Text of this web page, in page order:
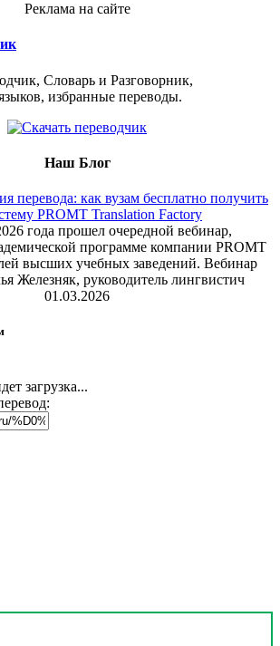
Реклама на сайте
Словарь и Разговорник,
избранные переводы.
Наш Блог
перевода: как вузам бесплатно получить
PROMT Translation Factory
года прошел очередной вебинар,
программе компании PROMT
высших учебных заведений. Вебинар
Железняк, руководитель лингвистич
01.03.2026
загрузка...